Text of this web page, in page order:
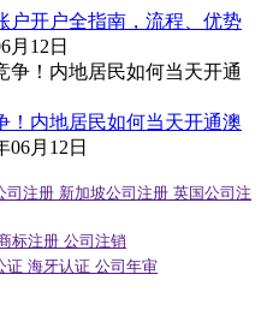
户开户全指南，流程、优势
月12日
！内地居民如何当天开通澳
06月12日
司注册 新加坡公司注册 英国公司注
标注册 公司注销
证 海牙认证 公司年审